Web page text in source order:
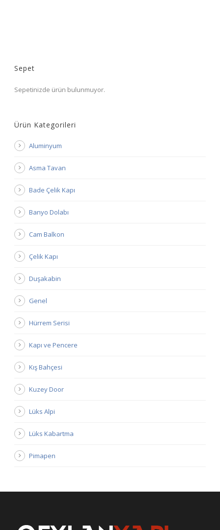
Sepet
Sepetinizde ürün bulunmuyor.
Ürün Kategorileri
Aluminyum
Asma Tavan
Bade Çelik Kapı
Banyo Dolabı
Cam Balkon
Çelik Kapı
Duşakabin
Genel
Hürrem Serisi
Kapı ve Pencere
Kış Bahçesi
Kuzey Door
Lüks Alpi
Lüks Kabartma
Pimapen